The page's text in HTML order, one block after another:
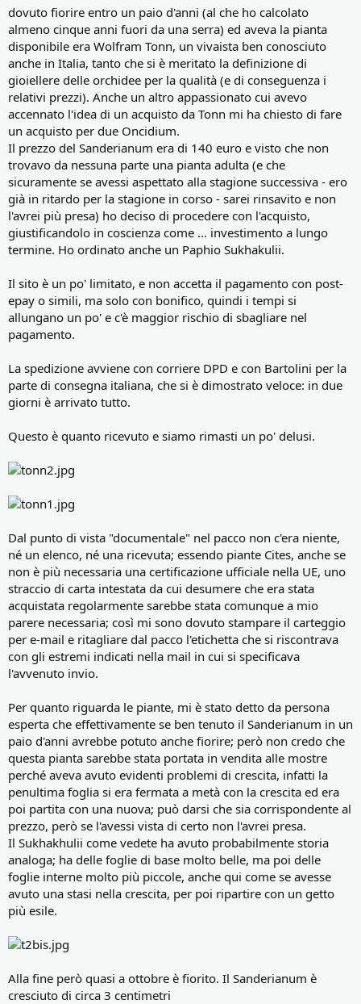
dovuto fiorire entro un paio d'anni (al che ho calcolato
almeno cinque anni fuori da una serra) ed aveva la pianta
disponibile era Wolfram Tonn, un vivaista ben conosciuto
anche in Italia, tanto che si è meritato la definizione di
gioiellere delle orchidee per la qualità (e di conseguenza i
relativi prezzi). Anche un altro appassionato cui avevo
accennato l'idea di un acquisto da Tonn mi ha chiesto di fare
un acquisto per due Oncidium.
Il prezzo del Sanderianum era di 140 euro e visto che non
trovavo da nessuna parte una pianta adulta (e che
sicuramente se avessi aspettato alla stagione successiva - ero
già in ritardo per la stagione in corso - sarei rinsavito e non
l'avrei più presa) ho deciso di procedere con l'acquisto,
giustificandolo in coscienza come ... investimento a lungo
termine. Ho ordinato anche un Paphio Sukhakulii.
Il sito è un po' limitato, e non accetta il pagamento con post-
epay o simili, ma solo con bonifico, quindi i tempi si
allungano un po' e c'è maggior rischio di sbagliare nel
pagamento.
La spedizione avviene con corriere DPD e con Bartolini per la
parte di consegna italiana, che si è dimostrato veloce: in due
giorni è arrivato tutto.
Questo è quanto ricevuto e siamo rimasti un po' delusi.
Dal punto di vista "documentale" nel pacco non c'era niente,
né un elenco, né una ricevuta; essendo piante Cites, anche se
non è più necessaria una certificazione ufficiale nella UE, uno
straccio di carta intestata da cui desumere che era stata
acquistata regolarmente sarebbe stata comunque a mio
parere necessaria; così mi sono dovuto stampare il carteggio
per e-mail e ritagliare dal pacco l'etichetta che si riscontrava
con gli estremi indicati nella mail in cui si specificava
l'avvenuto invio.
Per quanto riguarda le piante, mi è stato detto da persona
esperta che effettivamente se ben tenuto il Sanderianum in un
paio d'anni avrebbe potuto anche fiorire; però non credo che
questa pianta sarebbe stata portata in vendita alle mostre
perché aveva avuto evidenti problemi di crescita, infatti la
penultima foglia si era fermata a metà con la crescita ed era
poi partita con una nuova; può darsi che sia corrispondente al
prezzo, però se l'avessi vista di certo non l'avrei presa.
Il Sukhakhulii come vedete ha avuto probabilmente storia
analoga; ha delle foglie di base molto belle, ma poi delle
foglie interne molto più piccole, anche qui come se avesse
avuto una stasi nella crescita, per poi ripartire con un getto
più esile.
Alla fine però quasi a ottobre è fiorito. Il Sanderianum è
cresciuto di circa 3 centimetri